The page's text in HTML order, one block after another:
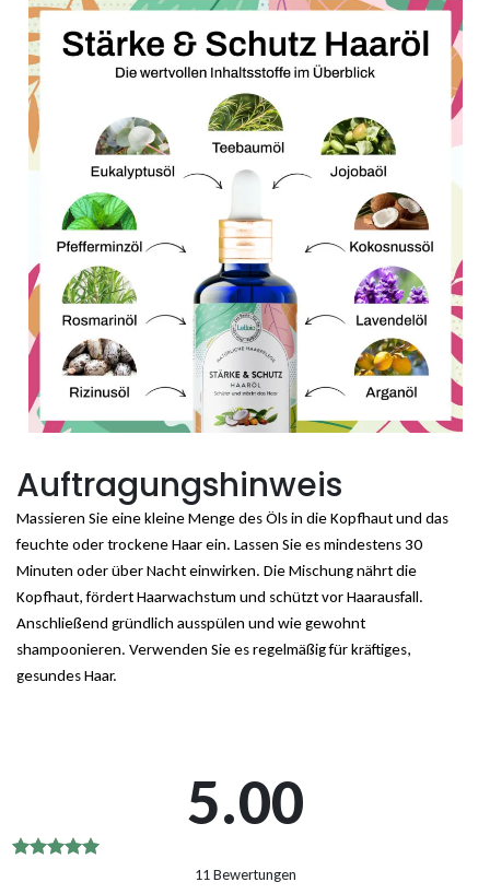
Auftragungshinweis
Massieren Sie eine kleine Menge des Öls in die Kopfhaut und das
feuchte oder trockene Haar ein. Lassen Sie es mindestens 30
Minuten oder über Nacht einwirken. Die Mischung nährt die
Kopfhaut, fördert Haarwachstum und schützt vor Haarausfall.
Anschließend gründlich ausspülen und wie gewohnt
shampoonieren. Verwenden Sie es regelmäßig für kräftiges,
gesundes Haar.
5.00
11 Bewertungen